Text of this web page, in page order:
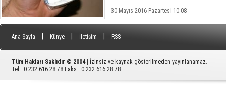
30 Mayıs 2016 Pazartesi 10:08
Ana Sayfa Künye İletişim RSS
Tüm Hakları Saklıdır © 2004
| İzinsiz ve kaynak gösterilmeden yayınlanamaz.
Tel : 0 232 616 28 78 Faks : 0 232 616 28 78